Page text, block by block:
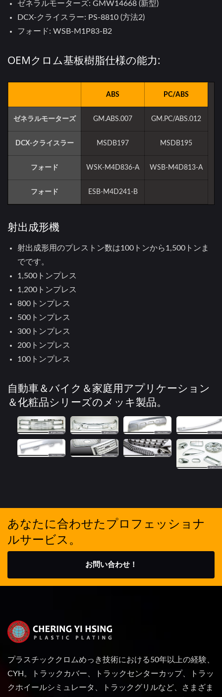
ゼネラルモーターズ: GMW14668 (新型)
DCX-クライスラー: PS-8810 (方法2)
フォード: WSB-M1P83-B2
OEMクロム基板樹脂仕様の能力:
ABS PC/ABS
ゼネラルモーターズ GM.ABS.007 GM.PC/ABS.012
DCX-クライスラー MSDB197 MSDB195
フォード WSK-M4D836-A WSB-M4D813-A
フォード ESB-M4D241-B
射出成形機
射出成形用のプレストン数は100トンから1,500トンま
でです。
1,500トンプレス
1,200トンプレス
800トンプレス
500トンプレス
300トンプレス
200トンプレス
100トンプレス
自動車＆バイク＆家庭用アプリケーション
＆化粧品シリーズのメッキ製品。
あなたに合わせたプロフェッショナ
ルサービス。
お問い合わせ！
プラスチッククロムめっき技術における50年以上の経験、
CYH。トラックカバー、トラックセンターカップ、トラッ
クホイールシミュレータ、トラックグリルなど、さまざま